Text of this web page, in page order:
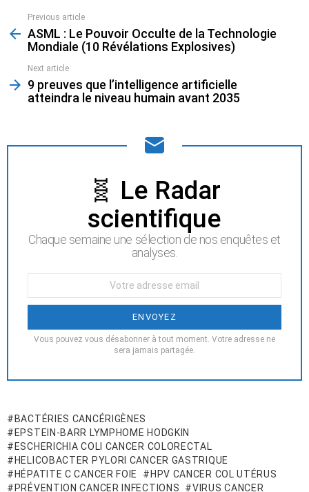
more
Previous article
ASML : Le Pouvoir Occulte de la Technologie
Mondiale (10 Révélations Explosives)
Next article
9 preuves que l’intelligence artificielle
atteindra le niveau humain avant 2035
NEWSLETTER🧬 Le Radar
scientifique
Chaque semaine une sélection de nos enquêtes et
analyses.
:
Vous pouvez vous désabonner à tout moment. Votre adresse ne
sera jamais partagée.
BACTÉRIES CANCÉRIGÈNES
EPSTEIN-BARR LYMPHOME HODGKIN
ESCHERICHIA COLI CANCER COLORECTAL
HELICOBACTER PYLORI CANCER GASTRIQUE
HÉPATITE C CANCER FOIE
HPV CANCER COL UTÉRUS
PRÉVENTION CANCER INFECTIONS
VIRUS CANCER